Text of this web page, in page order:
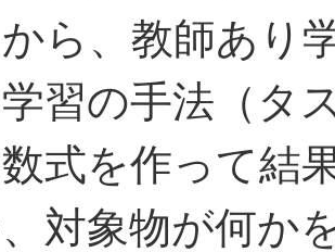
ら、教師あり
学習の手法（タ
式を作って結
対象物が何か